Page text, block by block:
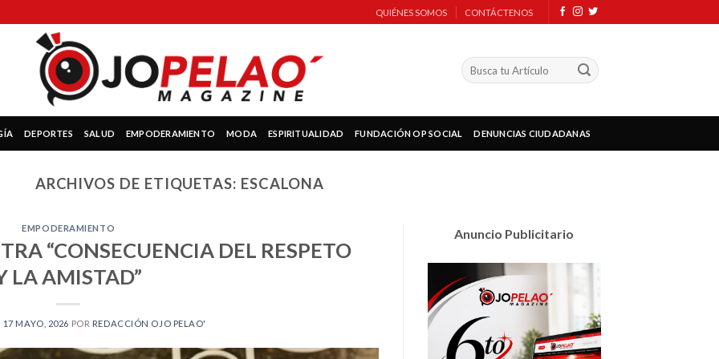
QUIÉNES SOMOS CONTÁCTENOS
DEPORTES SALUD EMPODERAMIENTO MODA ESPIRITUALIDAD FUNDACIÓN OP SOCIAL DENUNCIAS CIUDADANAS
ARCHIVOS DE ETIQUETAS: ESCALONA
EMPODERAMIENTO
“CONSECUENCIA DEL RESPETO
LA AMISTAD”
17 MAYO, 2026 POR REDACCIÓN OJO PELAO'
Anuncio Publicitario